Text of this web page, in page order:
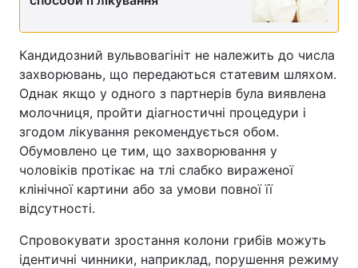
Кандидозний вульвовагініт не належить до числа
захворювань, що передаються статевим шляхом.
Однак якщо у одного з партнерів була виявлена
молочниця, пройти діагностичні процедури і
згодом лікування рекомендується обом.
Обумовлено це тим, що захворювання у
чоловіків протікає на тлі слабко вираженої
клінічної картини або за умови повної її
відсутності.
Спровокувати зростання колони грибів можуть
ідентичні чинники, наприклад, порушення режиму